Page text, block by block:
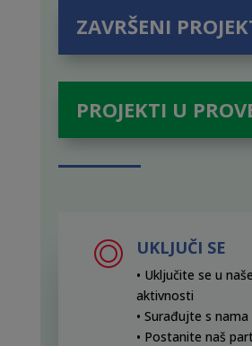
ZAVRŠENI
PROJEKTI U
UKLJUČI SE
• Uključite se u naše
aktivnosti
• Surađujte s nama
• Postanite naš